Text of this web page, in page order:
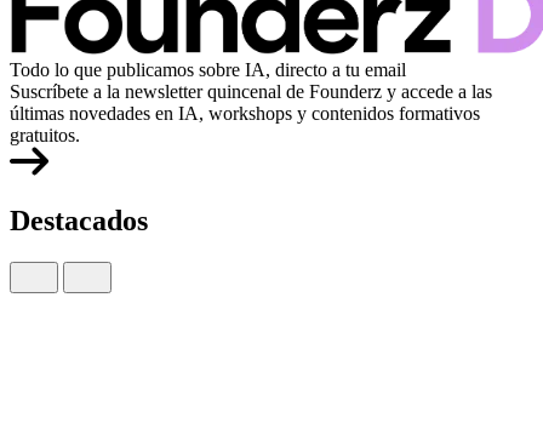
Todo lo que publicamos sobre IA, directo a tu email
Suscríbete a la newsletter quincenal de Founderz y accede a las
últimas novedades en IA, workshops y contenidos formativos
gratuitos.
Destacados